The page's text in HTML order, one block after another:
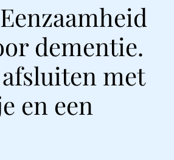
dementie.
met
en een